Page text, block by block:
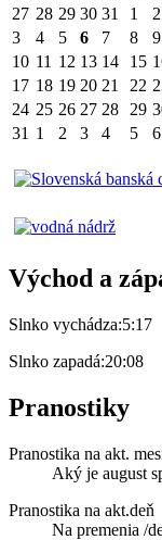
27 28 29 30 31 1
2
3
4 5 6 7 8
9
10 11 12 13 14 15
17 18 19 20 21 22
24 25 26 27 28 29
31 1 2 3 4 5 6
Východ a
Slnko vychádza:5:17
Slnko zapadá:20:08
Pranostiky
Pranostika na akt.
Aký je august
Pranostika na akt.deň
Na premenia /